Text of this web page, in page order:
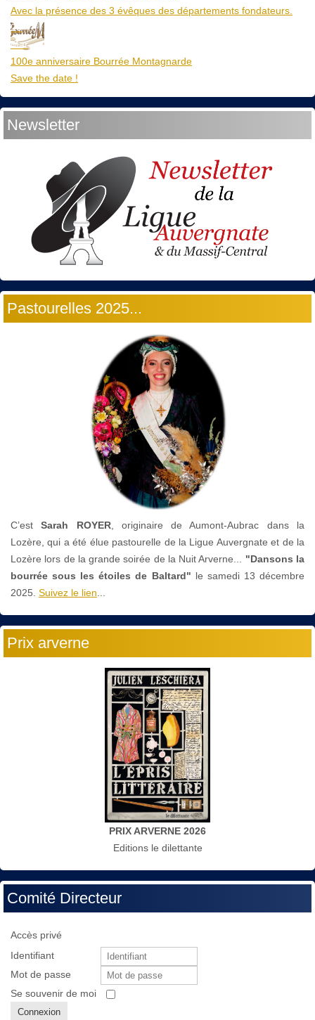
Avec la présence des 3 évêques des départements fondateurs.
20
Mar
100e anniversaire Bourrée Montagnarde
Save the date !
Newsletter
Pastourelles 2025...
C’estSarah ROYER, originaire de Aumont-Aubrac dans la
Lozère, qui a été élue pastourelle de la Ligue Auvergnate et de la
Lozère lors de la grande soirée de la Nuit Arverne... "Dansons la
bourrée sous les étoiles de Baltard" le samedi 13 décembre
2025. Suivez le lien...
Prix arverne
PRIX ARVERNE 2026
Editions le dilettante
Comité Directeur
Accès privé
Identifiant
Mot de passe
Se souvenir de moi
Connexion